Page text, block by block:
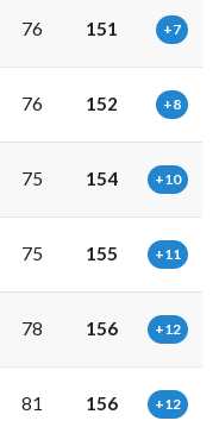
76 151 +7
76 152 +8
75 154 +10
75 155 +11
78 156 +12
81 156 +12